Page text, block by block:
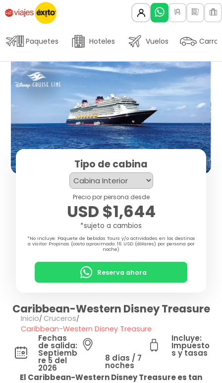
Paquetes Hoteles Vuelos Carros
Tipo de cabina
Precio por persona desde
USD $1,644
*sujeto a cambios
*No incluye: Paquete de bebidas Tours y/o actividades en los destinos
a visitar Propinas (costo aproximado: 16 USD (dólares) por persona por
noche)
Reserva ahora
Caribbean-Western Disney Treasure
Inicio Cruceros
Caribbean-Western Disney Treasure
Fechas
de salida:
Septiemb
re 5 del
2026
8 días / 7
noches
Incluye:
Impuesto
s y tasas
El Caribbean-Western Disney Treasure es tan